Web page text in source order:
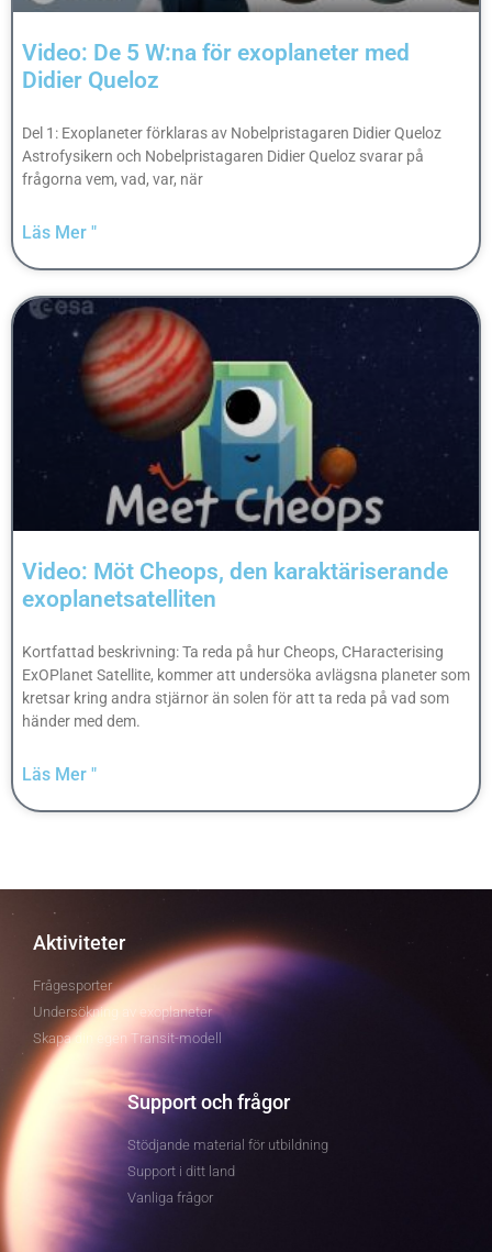
Video: De 5 W:na för exoplaneter med
Didier Queloz
Del 1: Exoplaneter förklaras av Nobelpristagaren Didier Queloz
Astrofysikern och Nobelpristagaren Didier Queloz svarar på
frågorna vem, vad, var, när
Läs Mer "
Video: Möt Cheops, den karaktäriserande
exoplanetsatelliten
Kortfattad beskrivning: Ta reda på hur Cheops, CHaracterising
ExOPlanet Satellite, kommer att undersöka avlägsna planeter som
kretsar kring andra stjärnor än solen för att ta reda på vad som
händer med dem.
Läs Mer "
Aktiviteter
Frågesporter
Undersökning av exoplaneter
Skapa din egen Transit-modell
Support och frågor
Stödjande material för utbildning
Support i ditt land
Vanliga frågor